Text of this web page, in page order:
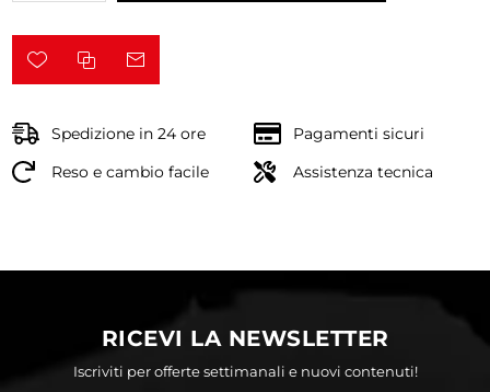
Spedizione in 24 ore
Pagamenti sicuri
Reso e cambio facile
Assistenza tecnica
RICEVI LA NEWSLETTER
Iscriviti per offerte settimanali e nuovi contenuti!